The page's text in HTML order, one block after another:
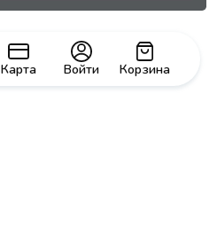
Карта Корзина
Войти